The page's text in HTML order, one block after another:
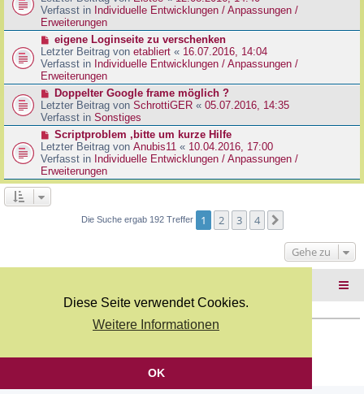
Diese Seite verwendet Cookies.
Weitere Informationen
OK
g
e
i
t
a
g
u
e
r
B
e
i
t
a
g
Verfasst in Individuelle Entwicklungen / Anpassungen /
Erweiterungen
N
e
u
e
r
B
e
i
r
a
g
eigene Loginseite zu verschenken
Letzter Beitrag von etabliert « 16.07.2016, 14:04
Verfasst in Individuelle Entwicklungen / Anpassungen /
Erweiterungen
N
e
u
e
r
B
e
i
t
r
Doppelter Google frame möglich ?
Letzter Beitrag von SchrottiGER « 05.07.2016, 14:35
Verfasst in Sonstiges
N
e
u
e
r
e
g
Scriptproblem ,bitte um kurze Hilfe
Letzter Beitrag von Anubis11 « 10.04.2016, 17:00
Verfasst in Individuelle Entwicklungen / Anpassungen /
Erweiterungen
Die Suche ergab 192 Treffer 1 2 3 4
Gehe zu
Deutsche Übersetzung durchphpBB.de